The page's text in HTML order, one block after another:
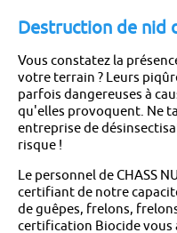
Destruction de nid
Vous constatez la
votre terrain ? Leurs
parfois dangereuses à
qu'elles provoquent. Ne
entreprise de
risque !
Le personnel de CHASS
certifiant de notre
de guêpes, frelons,
certification Biocide vous